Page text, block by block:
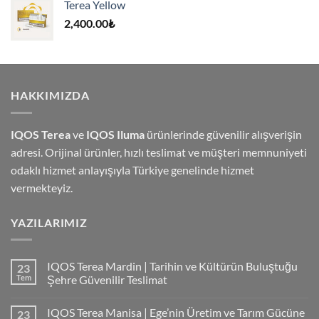
Terea Yellow
2,400.00₺
HAKKIMIZDA
IQOS Tereave IQOS Iluma ürünlerinde güvenilir alışverişin
adresi. Orijinal ürünler, hızlı teslimat ve müşteri memnuniyeti
odaklı hizmet anlayışıyla Türkiye genelinde hizmet
vermekteyiz.
YAZILARIMIZ
23
Tem
IQOS Terea Mardin | Tarihin ve Kültürün Buluştuğu
Şehre Güvenilir Teslimat
23 IQOS Terea Manisa | Ege’nin Üretim ve Tarım Gücüne